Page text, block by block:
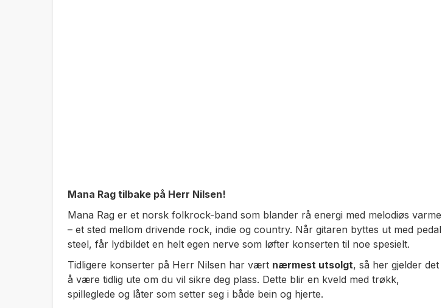
Mana Rag tilbake på Herr Nilsen!
Mana Rag er et norsk folkrock-band som blander rå energi med melodiøs varme
– et sted mellom drivende rock, indie og country. Når gitaren byttes ut med pedal
steel, får lydbildet en helt egen nerve som løfter konserten til noe spesielt.
Tidligere konserter på Herr Nilsen har vært nærmest utsolgt, så her gjelder det
å være tidlig ute om du vil sikre deg plass. Dette blir en kveld med trøkk,
spilleglede og låter som setter seg i både bein og hjerte.